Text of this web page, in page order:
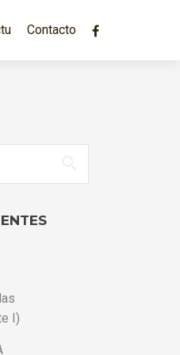
Contacto
I)